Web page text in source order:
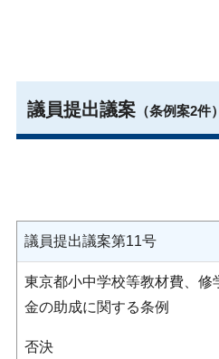
議員提出議案（条例案2件）
議員提出議案第11号
東京都小中学校等教材費、修
金の助成に関する条例
否決